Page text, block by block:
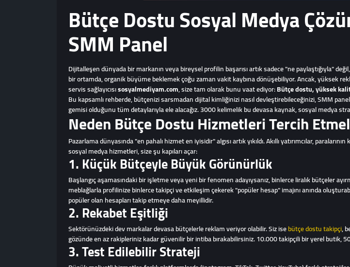
Bütçe Dostu Sosyal Medya
SMM Panel
Dijitalleşen dünyada bir markanın veya bireysel profilin başarısı artık sadece "ne paylaştığıyla"
bir ortamda, organik büyüme beklemek çoğu zaman vakit kaybına dönüşebiliyor. Ancak, yüksek
servis sağlayıcısısosyalmediyam.com, size tam olarak bunu vaat ediyor:Bütçe dostu, yüksek
Bu kapsamlı rehberde, bütçenizi sarsmadan dijital kimliğinizi nasıl devleştirebileceğinizi, SMM
gemisi olduğunu tüm detaylarıyla ele alacağız. 3000 kelimelik bu devasa kaynak, sosyal medya
Neden Bütçe Dostu Hizmetleri Tercih
Pazarlama dünyasında "en pahalı hizmet en iyisidir" algısı artık yıkıldı. Akıllı yatırımcılar,
sosyal medya hizmetleri, size şu kapıları açar:
1. Küçük Bütçeyle Büyük Görünürlük
Başlangıç aşamasındaki bir işletme veya yeni bir fenomen adayıysanız, binlerce liralık bütçeler
meblağlarla profilinize binlerce takipçi ve etkileşim çekerek "popüler hesap" imajını anında
popüler olan hesapları takip etmeye daha meyillidir.
2. Rekabet Eşitliği
Sektörünüzdeki dev markalar devasa bütçelerle reklam veriyor olabilir. Siz isebütçe dostu takipçi,
gözünde en az rakipleriniz kadar güvenilir bir intiba bırakabilirsiniz. 10.000 takipçili bir yerel butik,
3. Test Edilebilir Strateji